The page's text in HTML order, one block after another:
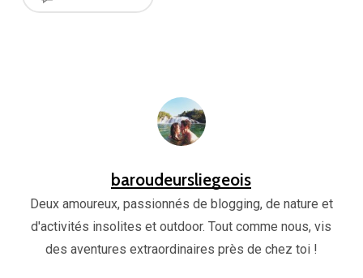
baroudeursliegeois
Deux amoureux, passionnés de blogging, de nature et
d'activités insolites et outdoor. Tout comme nous, vis
des aventures extraordinaires près de chez toi !